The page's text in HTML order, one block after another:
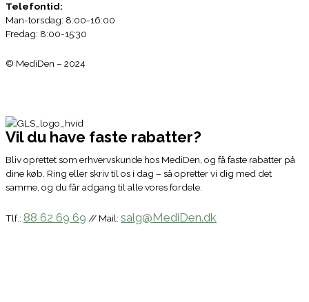
Telefontid:
Man-torsdag: 8:00-16:00
Fredag: 8:00-15:30
© MediDen – 2024
Vil du have faste rabatter?
Bliv oprettet som erhvervskunde hos MediDen, og få faste rabatter på
dine køb. Ring eller skriv til os i dag – så opretter vi dig med det
samme, og du får adgang til alle vores fordele.
Tlf.: 88 62 69 69 // Mail: salg@MediDen.dk